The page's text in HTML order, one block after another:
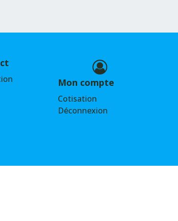
Mon compte
Cotisation
Déconnexion